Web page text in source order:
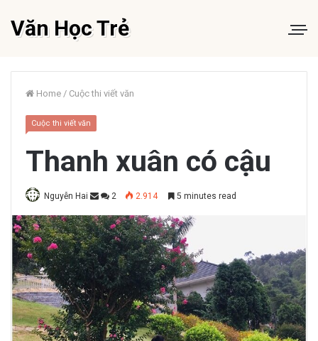
Văn Học Trẻ
Home / Cuộc thi viết văn
Cuộc thi viết văn
Thanh xuân có cậu
Nguyễn Hai 2 2.914 5 minutes read